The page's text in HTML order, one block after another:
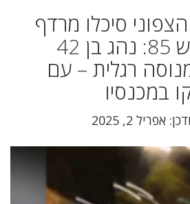
סיכלו מרדף
מסוכן על כביש 85: נהג בן 42
רגלית – עם
במכנסיו
אפריל 2, 2025